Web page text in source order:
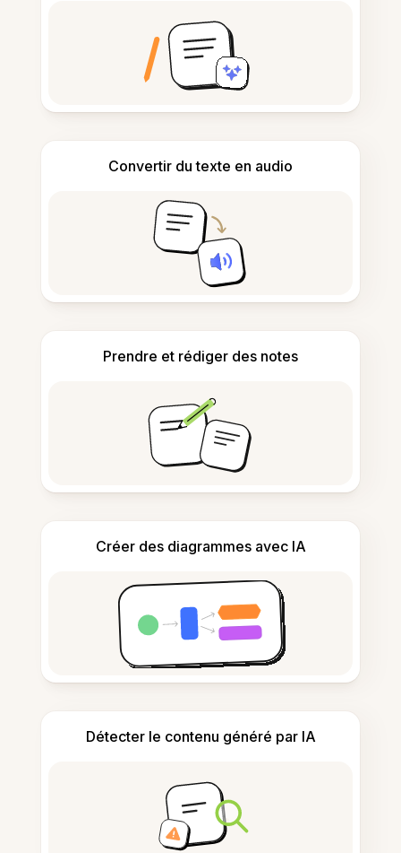
Convertir du texte en audio
Prendre et rédiger des notes
Créer des diagrammes avec IA
Détecter le contenu généré par IA